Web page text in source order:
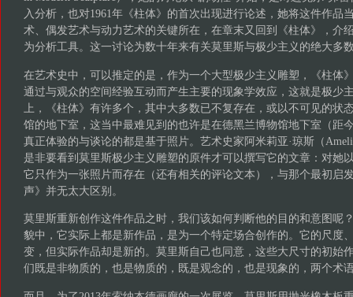
入分析，也对1961年《柱体》的首次出现进行论述，她将这件作品
术、偶发艺术与动力艺术的关键所在，在章末又回到《柱体》，介
为分析工具。这一讨论为数十年来有关莫里斯与极少主义的绝大多
在艺术史中，可以推定的是，作为一个大型极少主义雕塑，《柱体
通过与观众的空间经验互动而产生主要的现象学效应，这就是极少
上，《柱体》有许多个，其中大多数已不复存在，或以不可见的状
馆的地下室，这当中最难见到的也许是在德黑兰博物馆地下室（距
真正体验的与谈论的都是基于照片。艺术史家阿米莉亚·琼斯（
是非要看到莫里斯极少主义雕塑的原件才可以撰写它的文章：对她
它只作为一张照片而存在（还有相关的评论文本），与那个最初启
声》并无太大区别。
莫里斯重新创作这件作品之时，我们该如何判断他的目的和意图呢
貌中，它实际上都是新作品，是为一个特定场合创作的。它的尺度
变，但实际作品却是新的。莫里斯自己也同意，这些大尺寸的初始
们既是非物质的，也是物质的，既是观念的，也是现象的，两个术